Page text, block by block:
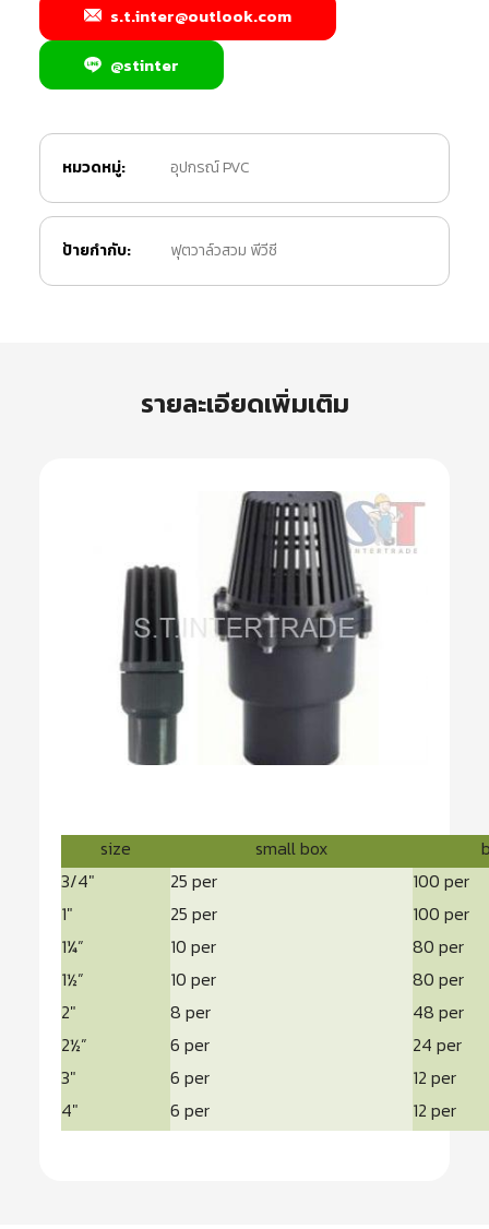
s.t.inter@outlook.com
@stinter
หมวดหมู่: อุปกรณ์ PVC
ป้ายกำกับ: ฟุตวาล์วสวม พีวีซี
รายละเอียดเพิ่มเติม
size small box
3/4″
25 per
100 per
1″
25 per
100 per
1¼”
10 per
80 per
1½”
10 per
80 per
2″
8 per
48 per
2½”
6 per
24 per
3″
6 per
12 per
4″
6 per 12 per